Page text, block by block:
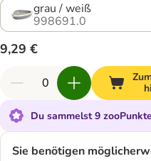
grau / weiß
998691.0
9,29 €
Du sammelst 9
Sie benötigen